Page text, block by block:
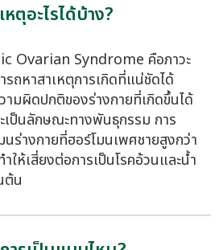
ตุอะไรได้บ้าง?
Ovarian Syndrome คือภาวะ
ถหาสาเหตุการเกิดที่แน่ชัดได้
ามผิดปกติของร่างกายที่เกิดขึ้นได้
เป็นลักษณะทางพันธุกรรม การ
ร่างกายที่ฮอร์โมนเพศชายสูงกว่า
ให้เสี่ยงต่อการเป็นโรคอ้วนและน้ำ
ต้น